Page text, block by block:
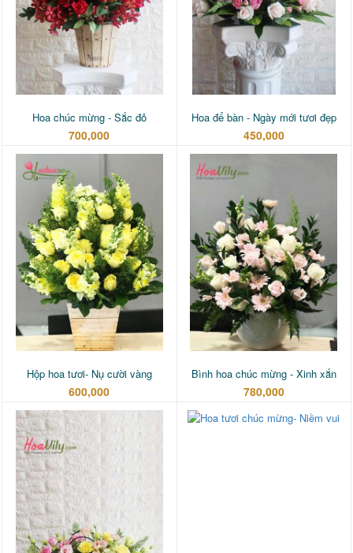
Hoa chúc mừng - Sắc đỏ
700,000
Hoa để bàn - Ngày mới tươi đẹp
450,000
Hộp hoa tươi- Nụ cười vàng
600,000
Bình hoa chúc mừng - Xinh xắn
780,000